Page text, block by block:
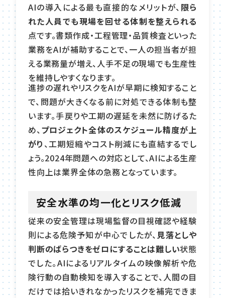
AIの導入による最も直接的なメリットが、 限ら
れた人員でも現場を回せる体制を整えられる
点です。書類作成・工程管理・品質検査といった
業務をAIが補助することで、一人の担当者が担
える業務量が増え、人手不足の現場でも生産性
を維持しやすくなります。
進捗の遅れやリスクをAIが早期に検知すること
で、問題が大きくなる前に対処できる体制も整
います。手戻りや工期の遅延を未然に防げるた
め、プロジェクト全体のスケジュール精度が上
がり 、工期短縮やコスト削減にも直結するでし
ょう。2024年問題への対応として、AIによる生産
性向上は業界全体の急務となっています。
安全水準の均一化とリスク低減
従来の安全管理は現場監督の目視確認や経験
則による危険予知が中心でしたが、見落としや
判断のばらつきをゼロにすることは難しい状態
でした。AIによるリアルタイムの映像解析や危
険行動の自動検知を導入することで、人間の目
だけでは拾いきれなかったリスクを補完できま